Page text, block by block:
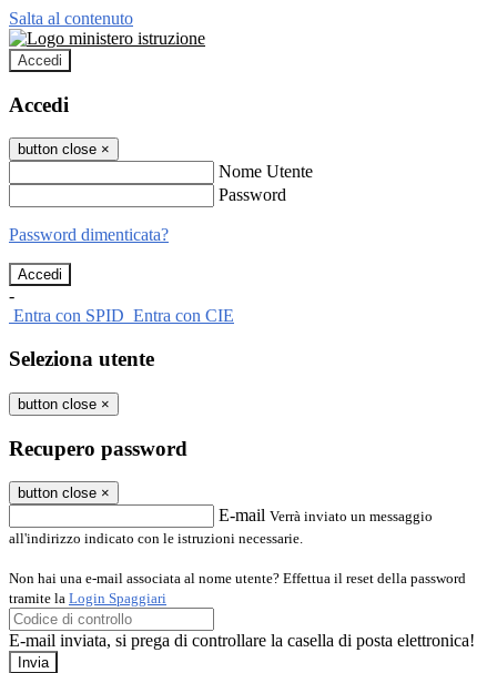
Salta al contenuto
Accedi
Accedi
button close ×
Nome Utente
Password
Password dimenticata?
-
Entra con SPID Entra con CIE
Seleziona utente
button close ×
Recupero password
button close ×
E-mail Verrà inviato un messaggio
all'indirizzo indicato con le istruzioni necessarie.
Non hai una e-mail associata al nome utente? Effettua il reset della password
tramite la Login Spaggiari
E-mail inviata, si prega di controllare la casella di posta elettronica!